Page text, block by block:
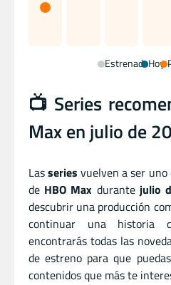
EstrenadoHoy
📺 Series
Max en julio de
Lasseries vuelven a ser
de HBO Max durante julio
descubrir una producción
continuar una historia
encontrarás todas las
de estreno para que
contenidos que más te